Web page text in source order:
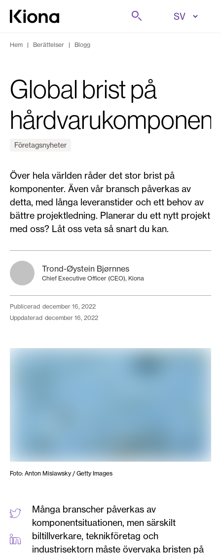
Hoppa till innehåll
Gå till hemsidan
Sök på
Hem | Berättelser | Blogg
Global brist på
Företagsnyheter
Över hela världen råder det stor brist på
komponenter. Även vår bransch påverkas av
detta, med långa leveranstider och ett behov av
bättre projektledning. Planerar du ett nytt projekt
med oss? Låt oss veta så snart du kan.
Trond-Øystein Bjørnnes
Chief Executive Officer (CEO), Kiona
publicerad december 16, 2022
uppdaterad december 16, 2022
Foto: Anton Mislawsky / Getty Images
Många branscher påverkas av
komponentsituationen, men särskilt
biltillverkare, teknikföretag och
industrisektorn måste övervaka bristen på